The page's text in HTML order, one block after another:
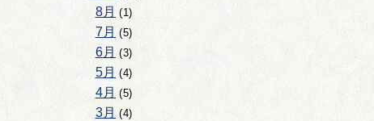
8月 (1)
7月 (5)
6月 (3)
5月 (4)
4月 (5)
3月 (4)